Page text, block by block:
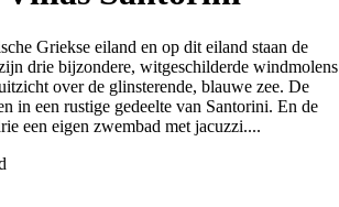
Griekse eiland en op dit eiland staan de
drie bijzondere, witgeschilderde windmolens
over de glinsterende, blauwe zee. De
in een rustige gedeelte van Santorini. En de
een eigen zwembad met jacuzzi....